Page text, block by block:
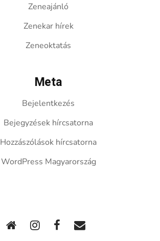
Zeneajánló
Zenekar hírek
Zeneoktatás
Meta
Bejelentkezés
Bejegyzések hírcsatorna
Hozzászólások hírcsatorna
WordPress Magyarország